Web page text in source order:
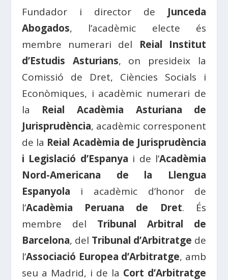
Fundador i director de Junceda
Abogados, l’acadèmic electe és
membre numerari del Reial Institut
d’Estudis Asturians, on presideix la
Comissió de Dret, Ciències Socials i
Econòmiques, i acadèmic numerari de
la Reial Acadèmia Asturiana de
Jurisprudència, acadèmic corresponent
de la Reial Acadèmia de Jurisprudència
i Legislació d’Espanya i de l’Acadèmia
Nord-Americana de la Llengua
Espanyola i acadèmic d’honor de
l’Acadèmia Peruana de Dret. És
membre del Tribunal Arbitral de
Barcelona, del Tribunal d’Arbitratge de
l’Associació Europea d’Arbitratge, amb
seu a Madrid, i de la Cort d’Arbitratge